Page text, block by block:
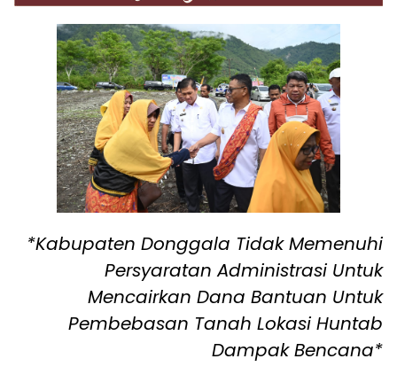
*Kabupaten Donggala Tidak Memenuhi
Persyaratan Administrasi Untuk
Mencairkan Dana Bantuan Untuk
Pembebasan Tanah Lokasi Huntab
Dampak Bencana*